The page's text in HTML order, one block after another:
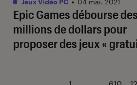
Epic Games débourse
millions de dollars pour
proposer des jeux «